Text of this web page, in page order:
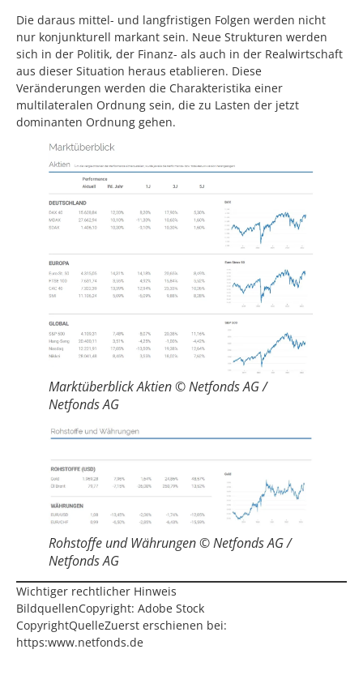
Die daraus mittel- und langfristigen Folgen werden nicht
nur konjunkturell markant sein. Neue Strukturen werden
sich in der Politik, der Finanz- als auch in der Realwirtschaft
aus dieser Situation heraus etablieren. Diese
Veränderungen werden die Charakteristika einer
multilateralen Ordnung sein, die zu Lasten der jetzt
dominanten Ordnung gehen.
Marktüberblick Aktien © Netfonds AG /
Netfonds AG
Rohstoffe und Währungen © Netfonds AG /
Netfonds AG
Wichtiger rechtlicher Hinweis
BildquellenCopyright: Adobe Stock
CopyrightQuelleZuerst erschienen bei:
https:www.netfonds.de